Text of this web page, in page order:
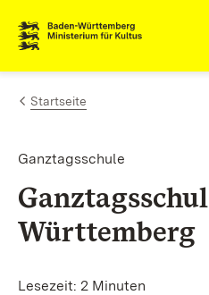
Zum Inhalt springen
Link zur Startseite
Startseite
Ganztagsschule
Württemberg
Lesezeit: 2 Minuten